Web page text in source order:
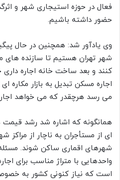
فعال در حوزه استیجاری شهر و
حضور داشته باشیم.
وی یادآور شد: همچنین در حال
شهر تهران هستیم تا سازنده های
کنند و بعد ساخت خانه اجاره داری
اجاره مسکن تبدیل به بازار مکاره
می رسد هرچقدر که می خواهد
همانگونه که اشاره شد رشد
ای از مستأجران به ناچار از
شهرهای اقماری ساکن شوند.
واحدهایی با متراژ مناسب برای
است که نیاز کنونی کشور به